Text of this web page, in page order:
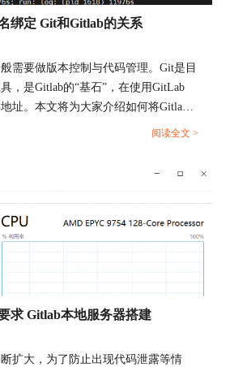
库类型，常见的有：同一
地镜像仓库和远程镜像仓库。
用于异地备份或与外部开源项目
保操作账号具有足够的权限，能
同时，为镜像仓库预留充足的磁
库配置步骤
要被镜像的仓库）的设置页
绑定 Git和Gitlab的关系
需要做版本控制与代码管理。Git是目
，是Gitlab的“基石”，在使用GitLab
址。本文将为大家介绍如何将Gitlab
阅读全文 >
求 Gitlab本地服务器搭建
扩大，为了防止出现代码泄露等情